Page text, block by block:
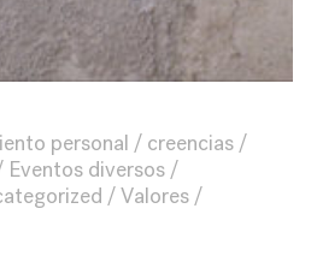
personal
creencias
Eventos diversos
Valores